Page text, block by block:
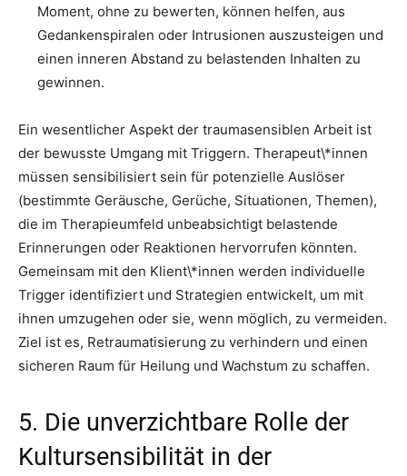
Moment, ohne zu bewerten, können helfen, aus
Gedankenspiralen oder Intrusionen auszusteigen und
einen inneren Abstand zu belastenden Inhalten zu
gewinnen.
Ein wesentlicher Aspekt der traumasensiblen Arbeit ist
der bewusste Umgang mit Triggern. Therapeut\*innen
müssen sensibilisiert sein für potenzielle Auslöser
(bestimmte Geräusche, Gerüche, Situationen, Themen),
die im Therapieumfeld unbeabsichtigt belastende
Erinnerungen oder Reaktionen hervorrufen könnten.
Gemeinsam mit den Klient\*innen werden individuelle
Trigger identifiziert und Strategien entwickelt, um mit
ihnen umzugehen oder sie, wenn möglich, zu vermeiden.
Ziel ist es, Retraumatisierung zu verhindern und einen
sicheren Raum für Heilung und Wachstum zu schaffen.
5. Die unverzichtbare Rolle der
Kultursensibilität in der